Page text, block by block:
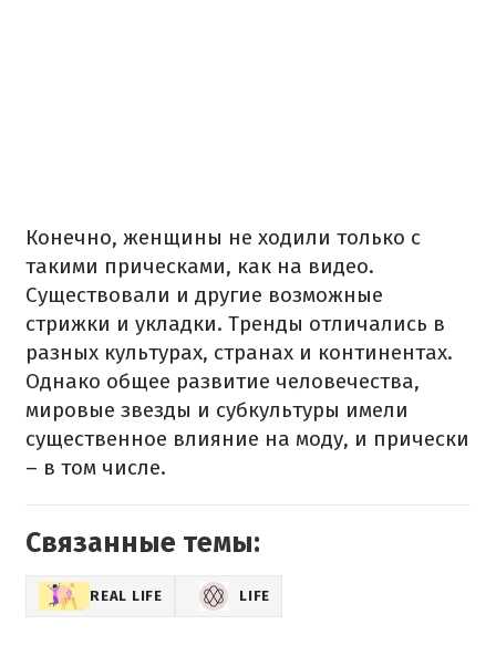
Конечно, женщины не ходили только с
такими прическами, как на видео.
Существовали и другие возможные
стрижки и укладки. Тренды отличались в
разных культурах, странах и континентах.
Однако общее развитие человечества,
мировые звезды и субкультуры имели
существенное влияние на моду, и прически
– в том числе.
Связанные темы:
REAL LIFE LIFE